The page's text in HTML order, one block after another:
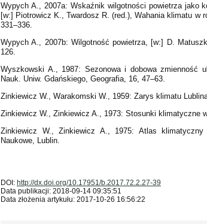
Wypych A., 2007a: Wskaźnik wilgotności powietrza jako
[w:] Piotrowicz K., Twardosz R. (red.), Wahania klimatu
331–336.
Wypych A., 2007b: Wilgotność powietrza, [w:] D.
126.
Wyszkowski A., 1987: Sezonowa i dobowa zmienność
Nauk. Uniw. Gdańskiego, Geografia, 16, 47–63.
Zinkiewicz W., Warakomski W., 1959: Zarys klimatu
Zinkiewicz W., Zinkiewicz A., 1973: Stosunki klimatyczne
Zinkiewicz W., Zinkiewicz A., 1975: Atlas klimatyczny
Naukowe, Lublin.
DOI: http://dx.doi.org/10.17951/b.2017.72.2.27-39
Data publikacji: 2018-09-14 09:35:51
Data złożenia artykułu: 2017-10-26 16:56:22